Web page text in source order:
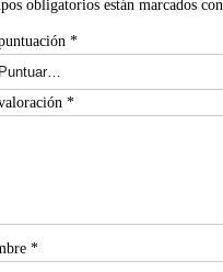
obligatorios están marcados con
*
*
*